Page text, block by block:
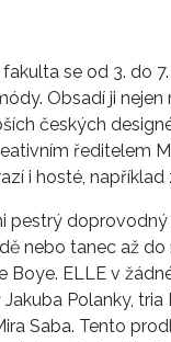
se od 3. do
Obsadí ji
českých
ředitelem
i hosté, například
pestrý doprovodný
nebo tanec až do
Boye. ELLE v
Polanky,
Saba. Tento